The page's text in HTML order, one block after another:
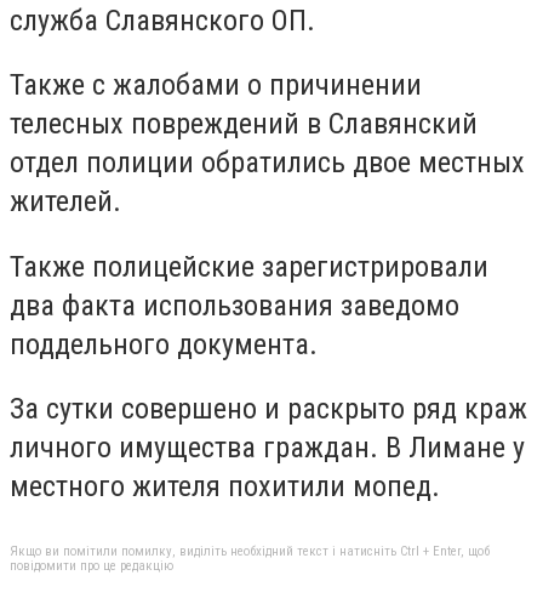
служба Славянского ОП.
Также с жалобами о причинении
телесных повреждений в Славянский
отдел полиции обратились двое местных
жителей.
Также полицейские зарегистрировали
два факта использования заведомо
поддельного документа.
За сутки совершено и раскрыто ряд краж
личного имущества граждан. В Лимане у
местного жителя похитили мопед.
Якщо ви помітили помилку, виділіть необхідний текст і натисніть Ctrl + Enter, щоб
повідомити про це редакцію